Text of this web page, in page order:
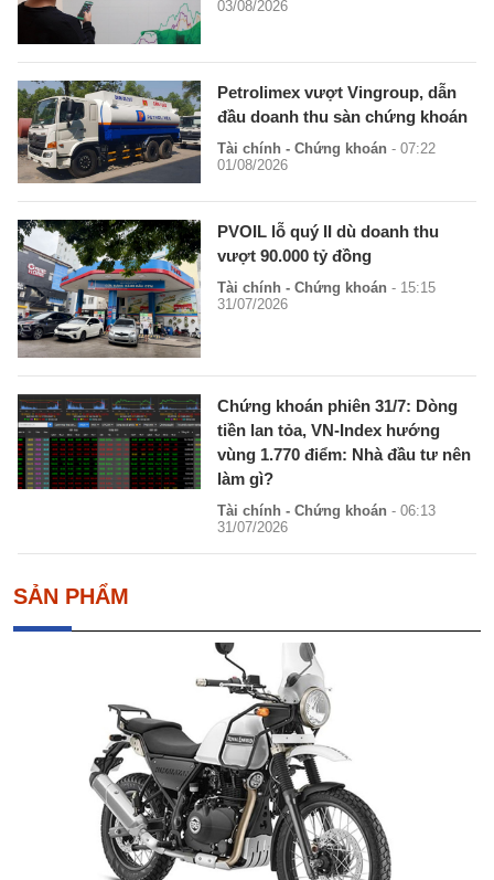
03/08/2026
Petrolimex vượt Vingroup, dẫn
đầu doanh thu sàn chứng khoán
Tài chính - Chứng khoán - 07:22
01/08/2026
PVOIL lỗ quý II dù doanh thu
vượt 90.000 tỷ đồng
Tài chính - Chứng khoán - 15:15
31/07/2026
Chứng khoán phiên 31/7: Dòng
tiền lan tỏa, VN-Index hướng
vùng 1.770 điểm: Nhà đầu tư nên
làm gì?
Tài chính - Chứng khoán - 06:13
31/07/2026
SẢN PHẨM